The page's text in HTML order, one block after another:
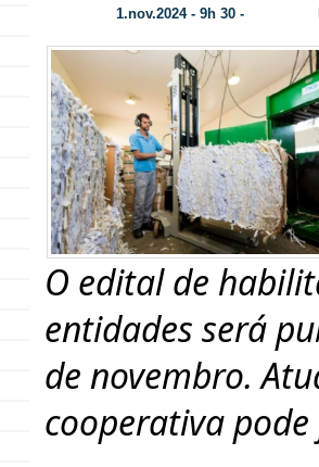
1.nov.2024 - 9h 30 -
O edital de
entidades será
de novembro.
cooperativa